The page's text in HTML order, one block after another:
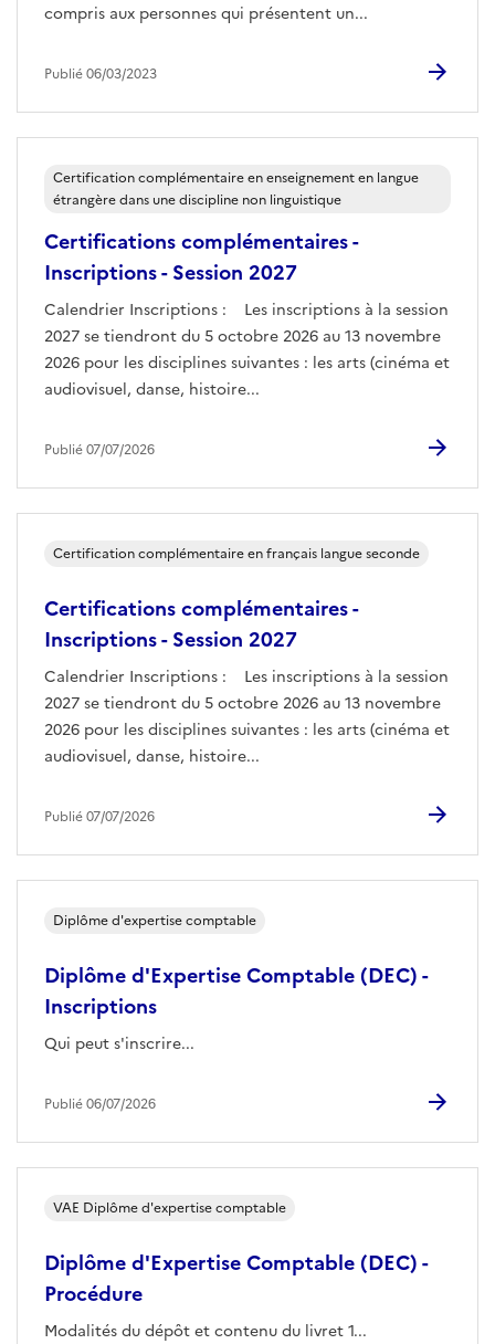
compris aux personnes qui présentent un...
Publié 06/03/2023
Certifications complémentaires -
Inscriptions - Session 2027
Calendrier Inscriptions : Les inscriptions à la session
2027 se tiendront du 5 octobre 2026 au 13 novembre
2026 pour les disciplines suivantes : les arts (cinéma et
audiovisuel, danse, histoire...
Certification complémentaire en enseignement en langue
étrangère dans une discipline non linguistique
Publié 07/07/2026
Certifications complémentaires -
Inscriptions - Session 2027
Calendrier Inscriptions : Les inscriptions à la session
2027 se tiendront du 5 octobre 2026 au 13 novembre
2026 pour les disciplines suivantes : les arts (cinéma et
audiovisuel, danse, histoire...
Certification complémentaire en français langue seconde
Publié 07/07/2026
Diplôme d'Expertise Comptable (DEC) -
Inscriptions
Qui peut s'inscrire...
Diplôme d'expertise comptable
Publié 06/07/2026
Diplôme d'Expertise Comptable (DEC) -
Procédure
Modalités du dépôt et contenu du livret 1...
VAE Diplôme d'expertise comptable